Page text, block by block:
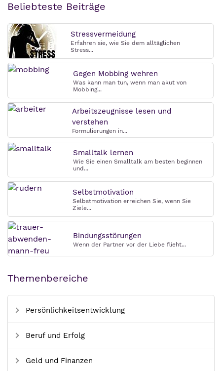
Beliebteste Beiträge
Stressvermeidung
Erfahren sie, wie Sie dem alltäglichen
Stress...
Gegen Mobbing wehren
Was kann man tun, wenn man akut von
Mobbing...
Arbeitszeugnisse lesen und
verstehen
Formulierungen in...
Smalltalk lernen
Wie Sie einen Smalltalk am besten beginnen
und...
Selbstmotivation
Selbstmotivation erreichen Sie, wenn Sie
Ziele...
Bindungsstörungen
Wenn der Partner vor der Liebe flieht...
Themenbereiche
Persönlichkeitsentwicklung
Beruf und Erfolg
Geld und Finanzen